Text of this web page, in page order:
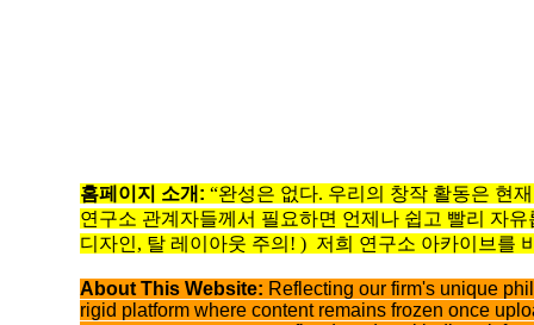
홈페이지 소개 : “완성은 없다. 우리의 창작 활동은 현
연구소 관계자들께서 필요하면 언제나 쉽고 빨리 자
디자인, 탈 레이아웃 주의! ) 저희 연구소 아카이브를
About This Website: Reflecting our firm's unique
rigid platform where content remains frozen once